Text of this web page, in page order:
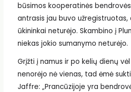
būsimos kooperatinės
antrasis jau buvo
ūkininkai neturėjo. Skambino į
niekas jokio sumanymo neturėjo.
Grįžti į namus ir po kelių dienų
nenorėjo nė vienas, tad ėmė
Jaffre: „Prancūzijoje yra